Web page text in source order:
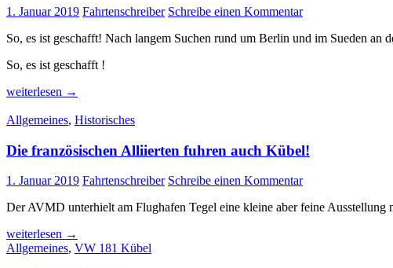
1. Januar 2019 Fahrtenschreiber Schreibe einen Kommentar
So, es ist geschafft! Nach langem Suchen rund um Berlin und im Sueden
So, es ist geschafft !
Ein
zieht
den
Norden
(Kübel
für
Polarkreis
&
gefunden)
weiterlesen →
Allgemeines, Historisches
Die französischen Alliierten fuhren auch Kübel!
1. Januar 2019 Fahrtenschreiber Schreibe einen Kommentar
Der AVMD unterhielt am Flughafen Tegel eine kleine aber feine
Die
französischen
weiterlesen →
Allgemeines, VW 181 Kübel